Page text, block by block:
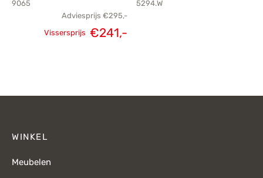
9065
Adviesprijs €295,-
Vissersprijs €241,-
5294.W
WINKEL
Meubelen